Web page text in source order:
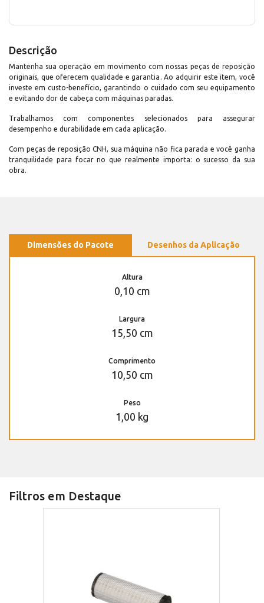
Descrição
Mantenha sua operação em movimento com nossas peças de reposição
originais, que oferecem qualidade e garantia. Ao adquirir este item, você
investe em custo-benefício, garantindo o cuidado com seu equipamento
e evitando dor de cabeça com máquinas paradas.
Trabalhamos com componentes selecionados para assegurar
desempenho e durabilidade em cada aplicação.
Com peças de reposição CNH, sua máquina não fica parada e você ganha
tranquilidade para focar no que realmente importa: o sucesso da sua
obra.
Dimensões do Pacote Desenhos da Aplicação
Altura
0,10 cm
Largura
15,50 cm
Comprimento
10,50 cm
Peso
1,00 kg
Filtros em Destaque